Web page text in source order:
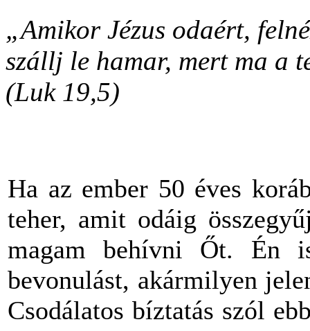
„Amikor Jézus odaért,
szállj le hamar, mert ma a
(Luk 19,5)
Ha az ember 50 éves
teher, amit odáig
magam behívni Őt. Én
bevonulást, akármilyen
Csodálatos bíztatás szól